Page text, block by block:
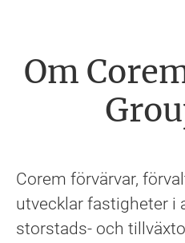
Om
Corem förvärvar,
utvecklar fastigheter i
storstads- och